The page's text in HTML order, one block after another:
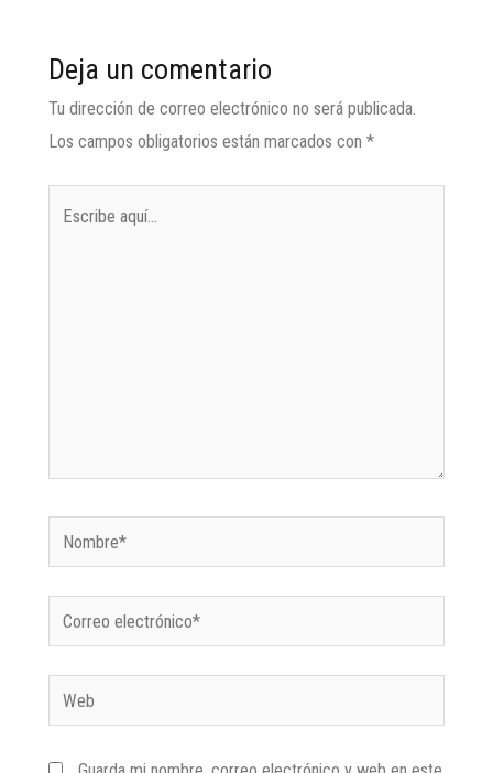
Deja un comentario
Tu dirección de correo electrónico no será publicada.
Los campos obligatorios están marcados con *